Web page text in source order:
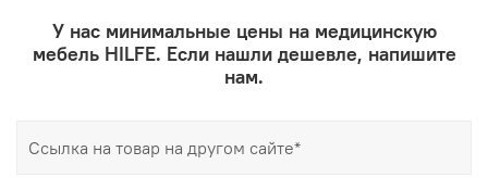
У нас минимальные цены на медицинскую
мебель HILFE. Если нашли дешевле, напишите
нам.